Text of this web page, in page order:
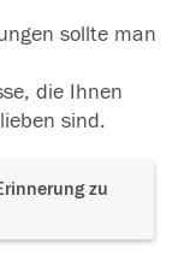
sollte man
die Ihnen
sind.
zu